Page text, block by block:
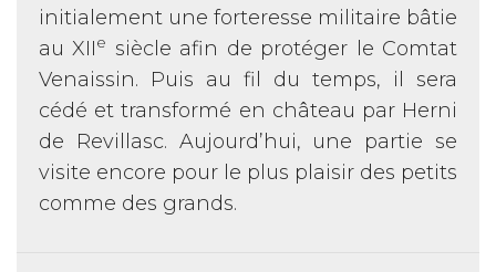
initialement une forteresse militaire bâtie
au XIIe siècle afin de protéger le Comtat
Venaissin. Puis au fil du temps, il sera
cédé et transformé en château par Herni
de Revillasc. Aujourd’hui, une partie se
visite encore pour le plus plaisir des petits
comme des grands.